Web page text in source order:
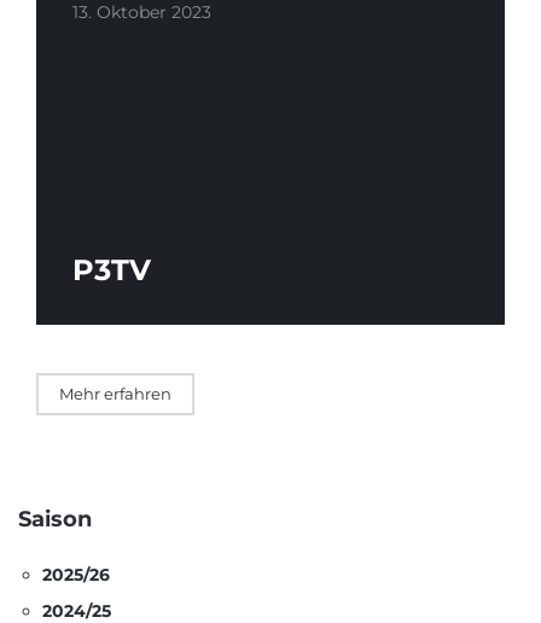
13. Oktober 2023
P3TV
Mehr erfahren
Saison
2025/26
2024/25